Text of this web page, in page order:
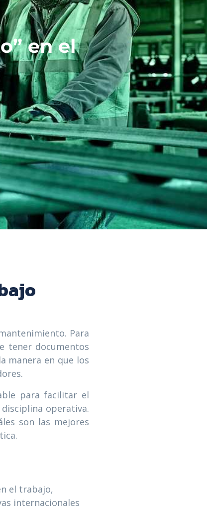
en el
Para
tener documentos
manera en que los
para facilitar el
operativa.
son las mejores
el trabajo,
internacionales